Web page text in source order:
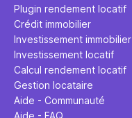
Plugin rendement locatif
Crédit immobilier
Investissement immobilier
Investissement locatif
Calcul rendement locatif
Gestion locataire
Aide - Communauté
Aide - FAQ